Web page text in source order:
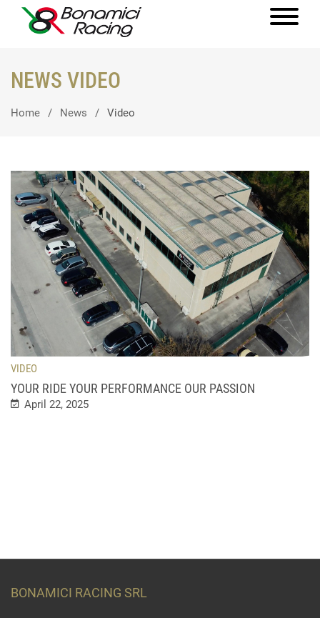
NEWS VIDEO
Home News Video
VIDEO
YOUR RIDE YOUR PERFORMANCE OUR PASSION
April 22, 2025
BONAMICI RACING SRL